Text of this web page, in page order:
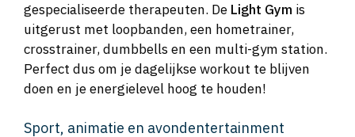
gespecialiseerde therapeuten. De Light Gym is
uitgerust met loopbanden, een hometrainer,
crosstrainer, dumbbells en een multi-gym station.
Perfect dus om je dagelijkse workout te blijven
doen en je energielevel hoog te houden!
Sport, animatie en avondentertainment